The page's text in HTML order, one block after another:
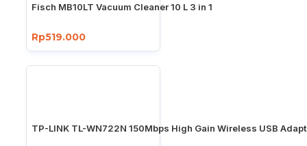
Fisch MB10LT Vacuum Cleaner 10 L 3 in 1
Rp519.000
TP-LINK TL-WN722N 150Mbps High Gain Wireless USB